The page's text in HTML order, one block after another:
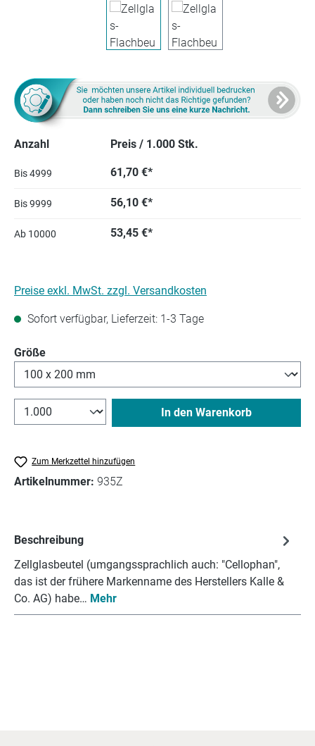
Anzahl Preis / 1.000 Stk.
Bis4999 61,70 €*
Bis9999 56,10 €*
Ab 10000 53,45 €*
Preise exkl. MwSt. zzgl. Versandkosten
Sofort verfügbar, Lieferzeit: 1-3 Tage
Größeauswählen
In den Warenkorb
Zum Merkzettel hinzufügen
Artikelnummer: 935Z
Beschreibung
Zellglasbeutel (umgangssprachlich auch: "Cellophan",
das ist der frühere Markenname des Herstellers Kalle &
Co. AG) habe… Mehr